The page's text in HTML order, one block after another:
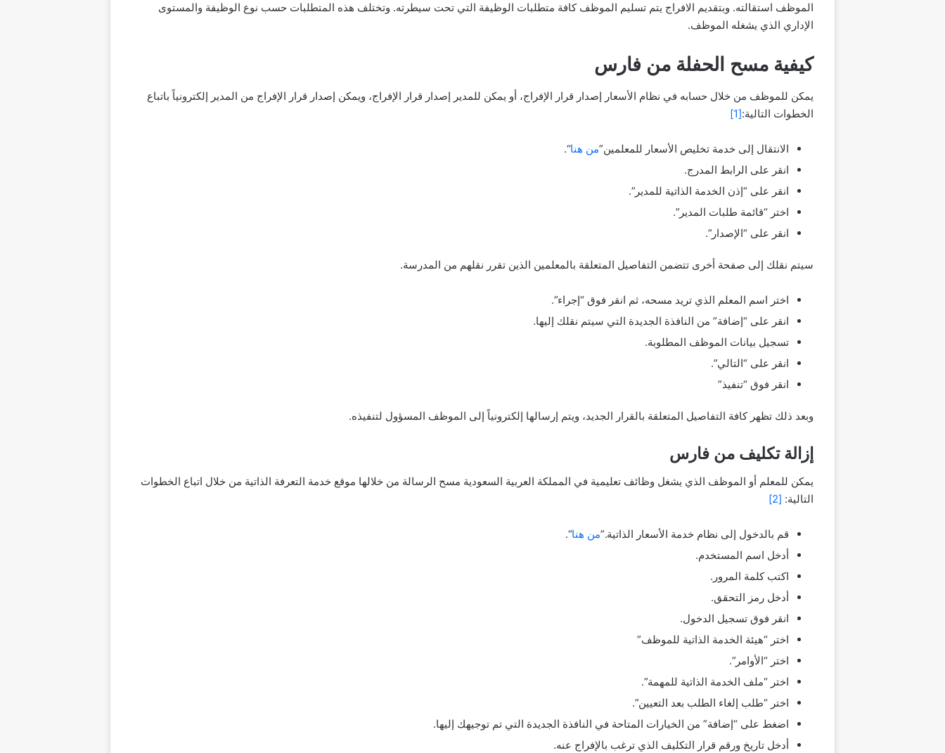
الموظف استقالته. وبتقديم الافراج يتم تسليم الموظف كافة متطلبات الوظيفة التي تحت سيطرته. وتختلف هذه المتطلبات حسب نوع الوظيفة والمستوى
الإداري الذي يشغله الموظف.
كيفية مسح الحفلة من فارس
يمكن للموظف من خلال حسابه في نظام الأسعار إصدار قرار الإفراج، أو يمكن للمدير إصدار قرار الإفراج، ويمكن إصدار قرار الإفراج من المدير إلكترونياً باتباع
الخطوات التالية:[1]
الانتقال إلى خدمة تخليص الأسعار للمعلمين”من هنا“.
انقر على الرابط المدرج.
انقر على “إذن الخدمة الذاتية للمدير”.
اختر “قائمة طلبات المدير”.
انقر على “الإصدار”.
سيتم نقلك إلى صفحة أخرى تتضمن التفاصيل المتعلقة بالمعلمين الذين تقرر نقلهم من المدرسة.
اختر اسم المعلم الذي تريد مسحه، ثم انقر فوق “إجراء”.
انقر على “إضافة” من النافذة الجديدة التي سيتم نقلك إليها.
تسجيل بيانات الموظف المطلوبة.
انقر على “التالي”.
انقر فوق “تنفيذ”
وبعد ذلك تظهر كافة التفاصيل المتعلقة بالقرار الجديد، ويتم إرسالها إلكترونياً إلى الموظف المسؤول لتنفيذه.
إزالة تكليف من فارس
يمكن للمعلم أو الموظف الذي يشغل وظائف تعليمية في المملكة العربية السعودية مسح الرسالة من خلالها موقع خدمة التعرفة الذاتية من خلال اتباع الخطوات
التالية: [2]
قم بالدخول إلى نظام خدمة الأسعار الذاتية.”من هنا“.
أدخل اسم المستخدم.
اكتب كلمة المرور.
أدخل رمز التحقق.
انقر فوق تسجيل الدخول.
اختر “هيئة الخدمة الذاتية للموظف”
اختر “الأوامر”.
اختر “ملف الخدمة الذاتية للمهمة”.
اختر “طلب إلغاء الطلب بعد التعيين”.
اضغط على “إضافة” من الخيارات المتاحة في النافذة الجديدة التي تم توجيهك إليها.
أدخل تاريخ ورقم قرار التكليف الذي ترغب بالإفراج عنه.